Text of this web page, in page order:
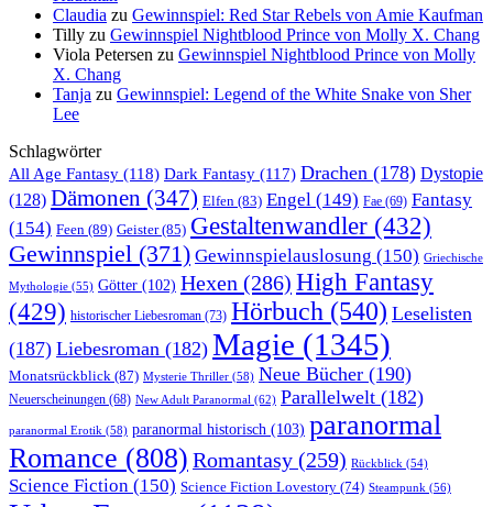
Claudia zu Gewinnspiel: Red Star Rebels von Amie Kaufman
Tilly zu Gewinnspiel Nightblood Prince von Molly X. Chang
Viola Petersen zu Gewinnspiel Nightblood Prince von Molly
X. Chang
Tanja zu Gewinnspiel: Legend of the White Snake von Sher
Lee
Schlagwörter
All Age Fantasy (118) Dark Fantasy (117) Drachen (178) Dystopie
(128) Dämonen (347) Elfen (83) Engel (149) Fae (69) Fantasy
(154) Feen (89) Geister(85) Gestaltenwandler (432)
Gewinnspiel (371) Gewinnspielauslosung (150) Griechische
Mythologie (55) Götter (102) Hexen (286) High Fantasy
(429) historischer Liebesroman (73) Hörbuch (540) Leselisten
(187) Liebesroman (182) Magie (1345)
Monatsrückblick (87) Mysterie Thriller (58) Neue Bücher (190)
Neuerscheinungen (68) New Adult Paranormal (62) Parallelwelt (182)
paranormal Erotik (58) paranormal historisch (103) paranormal
Romance (808) Romantasy (259) Rückblick (54)
Science Fiction (150) Science Fiction Lovestory (74) Steampunk (56)